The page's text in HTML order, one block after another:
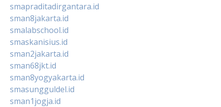
smapraditadirgantara.id
sman8jakarta.id
smalabschool.id
smaskanisius.id
sman2jakarta.id
sman68jkt.id
sman8yogyakarta.id
smasungguldel.id
sman1jogja.id